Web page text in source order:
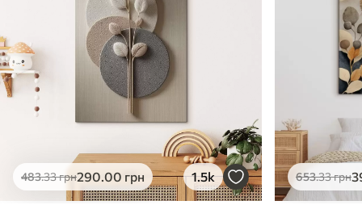
Поверхня з текстурою
полотна
✗ Екологічний матеріал
Поверхня з
Екологічний
483.33грн290.00 грн 1.5k 653.33грн